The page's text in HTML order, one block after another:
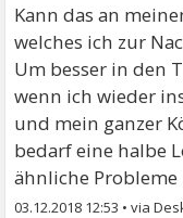
Kann das an
welches ich zur
Um besser in den
wenn ich wieder
und mein ganzer
bedarf eine halbe
ähnliche Probleme
03.12.2018 12:53 •